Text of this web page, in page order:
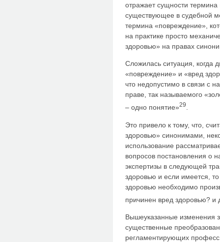
отражает сущности
существующее в судебной
термина «повреждение»,
на практике просто
здоровью» на правах
Сложилась ситуация, когда
«повреждение» и «вред
что недопустимо в связи с
праве, так называемого
– одно понятие»29
Это привело к тому, что,
здоровью» синонимами,
использование
вопросов постановления о
экспертизы в следующей
здоровью и если имеется,
здоровью необходимо
причинен вред здоровью? и
Вышеуказанные изменения
существенные
регламентирующих